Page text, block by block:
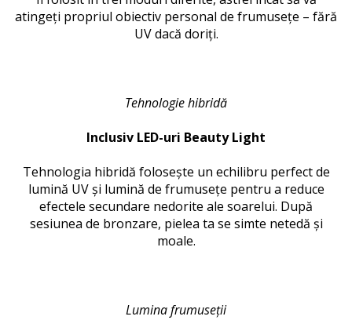
atingeți propriul obiectiv personal de frumusețe – fără
UV dacă doriți.
Tehnologie hibridă
Inclusiv LED-uri Beauty Light
Tehnologia hibridă folosește un echilibru perfect de
lumină UV și lumină de frumusețe pentru a reduce
efectele secundare nedorite ale soarelui. După
sesiunea de bronzare, pielea ta se simte netedă și
moale.
Lumina frumuseții